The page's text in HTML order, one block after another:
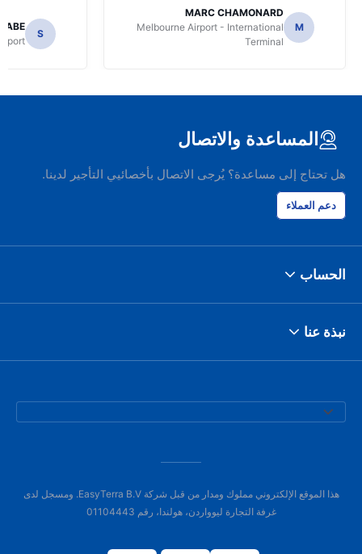
M
MARC CHAMONARD
Melbourne Airport - International
Terminal
S
المساعدة والاتصال
هل تحتاج إلى مساعدة؟ يُرجى الاتصال بأخصائيي التأجير لدينا.
دعم العملاء
الحساب
نبذة عنا
هذا الموقع الإلكتروني مملوك ومدار من قبل شركة EasyTerra B.V. ومسجل لدى
غرفة التجارة ليوواردن، هولندا، رقم 01104443